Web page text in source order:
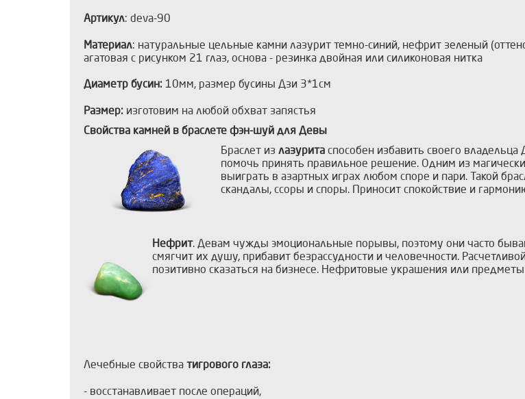
Артикул: deva-90
Материал: натуральные цельные камни лазурит темно-синий, нефрит зеленый
агатовая с рисунком 21 глаз, основа - резинка двойная или силиконовая нитка
Диаметр бусин: 10мм, размер бусины Дзи 3*1см
Размер: изготовим на любой обхват запястья
Свойства камней в браслете фэн-шуй для Девы
Браслет из лазурита способен избавить своего
помочь принять правильное решение. Одним из
выиграть в азартных играх любом споре и пари. Такой
скандалы, ссоры и споры. Приносит спокойствие и
Нефрит. Девам чужды эмоциональные порывы, поэтому они часто
смягчит их душу, прибавит безрассудности и человечности.
позитивно сказаться на бизнесе. Нефритовые украшения или
Лечебные свойства тигрового глаза:
- восстанавливает после операций,